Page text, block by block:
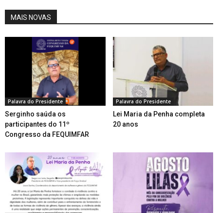
MAIS NOVAS
Palavra do Presidente
Serginho saúda os
participantes do 11º
Congresso da FEQUIMFAR
Palavra do Presidente
Lei Maria da Penha completa
20 anos